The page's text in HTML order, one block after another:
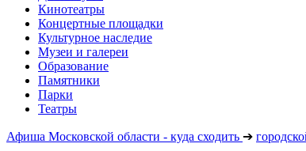
Кинотеатры
Концертные площадки
Культурное наследие
Музеи и галереи
Образование
Памятники
Парки
Театры
Афиша Московской области - куда сходить ➔